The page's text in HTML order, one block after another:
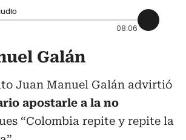
08:06
Galán
Juan Manuel Galán advirtió
apostarle a la no
“Colombia repite y repite la